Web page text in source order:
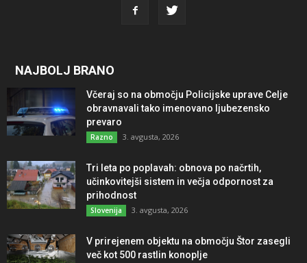
NAJBOLJ BRANO
Včeraj so na območju Policijske uprave Celje
obravnavali tako imenovano ljubezensko
prevaro
Razno 3. avgusta, 2026
Tri leta po poplavah: obnova po načrtih,
učinkovitejši sistem in večja odpornost za
prihodnost
Slovenija 3. avgusta, 2026
V prirejenem objektu na območju Štor zasegli
več kot 500 rastlin konoplje